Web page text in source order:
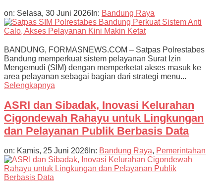
on: Selasa, 30 Juni 2026 In: Bandung Raya
BANDUNG, FORMASNEWS.COM – Satpas Polrestabes
Bandung memperkuat sistem pelayanan Surat Izin
Mengemudi (SIM) dengan memperketat akses masuk ke
area pelayanan sebagai bagian dari strategi menu...
Selengkapnya
ASRI dan Sibadak, Inovasi Kelurahan
Cigondewah Rahayu untuk Lingkungan
dan Pelayanan Publik Berbasis Data
on: Kamis, 25 Juni 2026 In: Bandung Raya, Pemerintahan